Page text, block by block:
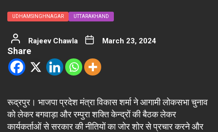
UDHAMSINGHNAGAR UTTARAKHAND
Rajeev Chawla March 23, 2024
Share
रूद्रपुर। भाजपा प्रदेश मंत्रा विकास शर्मा ने आगामी लोकसभा चुनाव
को लेकर बगवाड़ा और रम्पुरा शक्ति केन्द्रों की बैठक लेकर
कार्यकर्ताओं से सरकार की नीतियों का जोर शोर से प्रचार करने और